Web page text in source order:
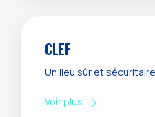
CLEF
Un lieu sûr et
Voir plus